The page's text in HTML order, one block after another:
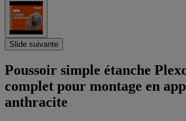
Slide suivante
Poussoir simple étanche
complet pour montage en
anthracite